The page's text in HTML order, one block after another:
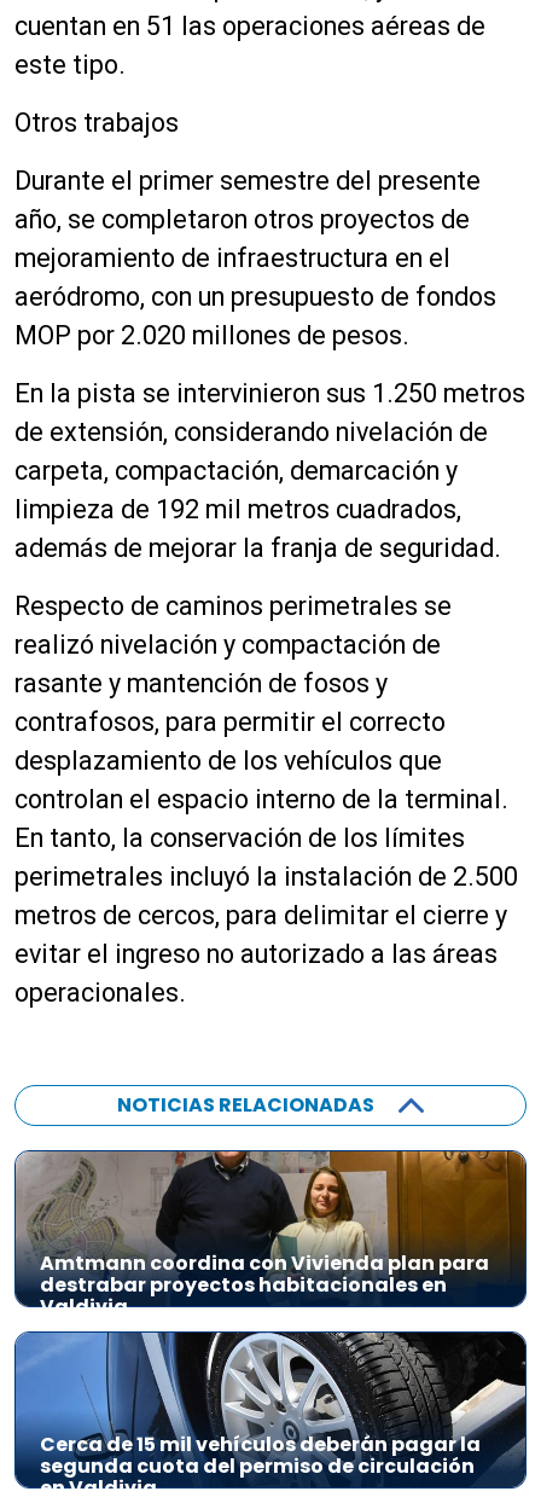
cuentan en 51 las operaciones aéreas de
este tipo.
Otros trabajos
Durante el primer semestre del presente
año, se completaron otros proyectos de
mejoramiento de infraestructura en el
aeródromo, con un presupuesto de fondos
MOP por 2.020 millones de pesos.
En la pista se intervinieron sus 1.250 metros
de extensión, considerando nivelación de
carpeta, compactación, demarcación y
limpieza de 192 mil metros cuadrados,
además de mejorar la franja de seguridad.
Respecto de caminos perimetrales se
realizó nivelación y compactación de
rasante y mantención de fosos y
contrafosos, para permitir el correcto
desplazamiento de los vehículos que
controlan el espacio interno de la terminal.
En tanto, la conservación de los límites
perimetrales incluyó la instalación de 2.500
metros de cercos, para delimitar el cierre y
evitar el ingreso no autorizado a las áreas
operacionales.
NOTICIAS RELACIONADAS
Amtmann coordina con Vivienda plan para
destrabar proyectos habitacionales en
Valdivia
Cerca de 15 mil vehículos deberán pagar la
segunda cuota del permiso de circulación
en Valdivia